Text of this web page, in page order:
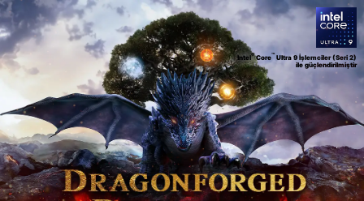
Intel®Core™ Ultra 9 İşlemciler (Seri 2)
ile güçlendirilmiştir